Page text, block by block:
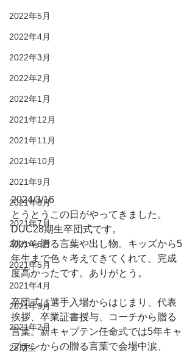
2022年5月
2022年4月
2022年3月
2022年2月
2022年1月
2021年12月
2021年11月
2021年10月
2021年9月
2021年8月
2021年7月
2021年6月
2021年5月
2021年4月
2021年3月
2021年2月
28期生
2024/3/16
とうとうこの日がやってきました。
DUC28期生卒団式です。
朝から贈る言葉や出し物。キッズから5
年生まで色々考えてきてくれて、完成
度高かったです。ありがとう。
卒団式は選手入場からはじまり、代表
挨拶、卒業証書授与、コーチから贈る
言葉。新キャプテン任命式では5年キャ
プテンからの贈る言葉で会場中涙、